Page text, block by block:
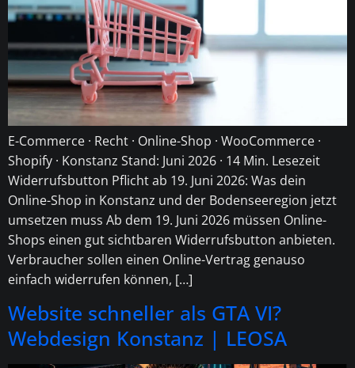
E-Commerce · Recht · Online-Shop · WooCommerce ·
Shopify · Konstanz Stand: Juni 2026 · 14 Min. Lesezeit
Widerrufsbutton Pflicht ab 19. Juni 2026: Was dein
Online-Shop in Konstanz und der Bodenseeregion jetzt
umsetzen muss Ab dem 19. Juni 2026 müssen Online-
Shops einen gut sichtbaren Widerrufsbutton anbieten.
Verbraucher sollen einen Online-Vertrag genauso
einfach widerrufen können, […]
Website schneller als GTA VI?
Webdesign Konstanz | LEOSA